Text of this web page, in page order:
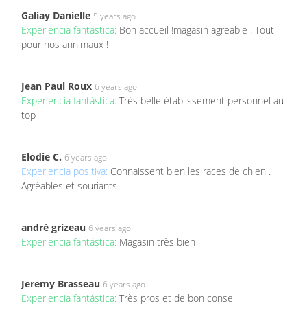
Galiay Danielle 5 years ago
Experiencia fantástica: Bon accueil !magasin agreable ! Tout
pour nos annimaux !
Jean Paul Roux 6 years ago
Experiencia fantástica: Très belle établissement personnel au
top
Elodie C. 6 years ago
Experiencia positiva: Connaissent bien les races de chien .
Agréables et souriants
andré grizeau 6 years ago
Experiencia fantástica: Magasin très bien
Jeremy Brasseau 6 years ago
Experiencia fantástica: Très pros et de bon conseil